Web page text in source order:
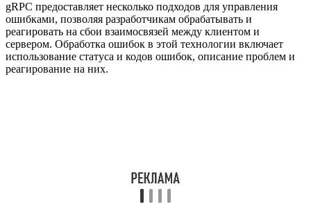
gRPC предоставляет несколько подходов для управления
ошибками, позволяя разработчикам обрабатывать и
реагировать на сбои взаимосвязей между клиентом и
сервером. Обработка ошибок в этой технологии включает
использование статуса и кодов ошибок, описание проблем и
реагирование на них.